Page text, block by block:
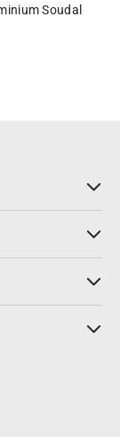
Soudal